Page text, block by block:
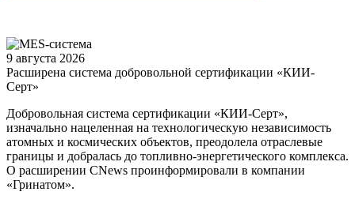
9 августа 2026
Расширена система добровольной сертификации «КИИ-
Серт»
Добровольная система сертификации «КИИ-Серт»,
изначально нацеленная на технологическую независимость
атомных и космических объектов, преодолела отраслевые
границы и добралась до топливно-энергетического комплекса.
О расширении CNews проинформировали в компании
«Гринатом».